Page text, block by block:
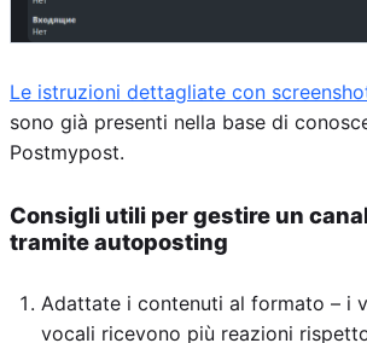
Le istruzioni dettagliate con
sono già presenti nella base di
Postmypost.
Consigli utili per gestire un
tramite autoposting
Adattate i contenuti al formato – i
vocali ricevono più reazioni